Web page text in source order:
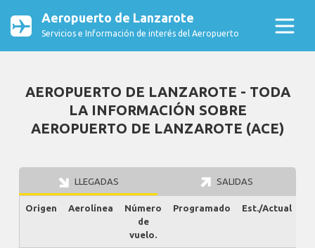
Aeropuerto de Lanzarote
Servicios e Información de interés del Aeropuerto
AEROPUERTO DE LANZAROTE - TODA
LA INFORMACIÓN SOBRE
AEROPUERTO DE LANZAROTE (ACE)
LLEGADAS SALIDAS
Origen Aerolínea
Número
de
vuelo.
Programado Est./Actual